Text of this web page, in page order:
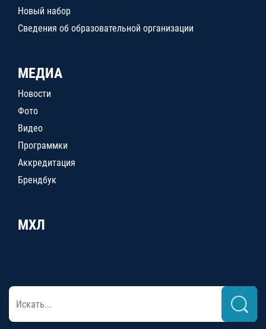
Новый набор
Сведения об образовательной организации
МЕДИА
Новости
Фото
Видео
Программки
Аккредитация
Брендбук
МХЛ